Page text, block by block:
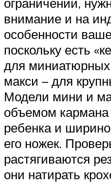
внимание и на
особенности
поскольку есть
для
макси – для
Модели мини и
объемом
ребенка и
его ножек.
растягиваются
они натирать